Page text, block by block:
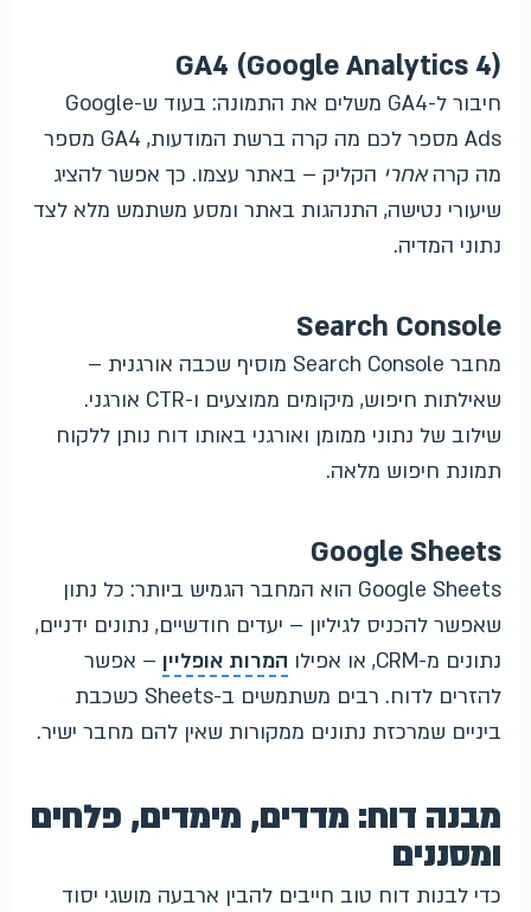
GA4 (Google Analytics 4)
חיבור ל-GA4 משלים את התמונה: בעוד ש-Google
Ads מספר לכם מה קרה ברשת המודעות, GA4 מספר
מה קרהאחרי הקליק – באתר עצמו. כך אפשר להציג
שיעורי נטישה, התנהגות באתר ומסע משתמש מלא לצד
נתוני המדיה.
Search Console
מחבר Search Console מוסיף שכבה אורגנית –
שאילתות חיפוש, מיקומים ממוצעים ו-CTR אורגני.
שילוב של נתוני ממומן ואורגני באותו דוח נותן ללקוח
תמונת חיפוש מלאה.
Google Sheets
Google Sheets הוא המחבר הגמיש ביותר: כל נתון
שאפשר להכניס לגיליון – יעדים חודשיים, נתונים ידניים,
נתונים מ-CRM, או אפילו
המרות אופליין – אפשר
להזרים לדוח. רבים משתמשים ב-Sheets כשכבת
ביניים שמרכזת נתונים ממקורות שאין להם מחבר ישיר.
מבנה דוח: מדדים, מימדים, פלחים
ומסננים
כדי לבנות דוח טוב חייבים להבין ארבעה מושגי יסוד